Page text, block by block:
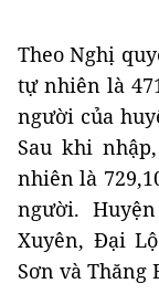
Theo Nghị
tự nhiên là
người của
Sau khi
nhiên là
người.
Xuyên, Đại
Sơn và Thăng